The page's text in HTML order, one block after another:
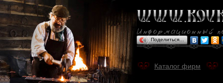
Поделиться…
Каталог фирм